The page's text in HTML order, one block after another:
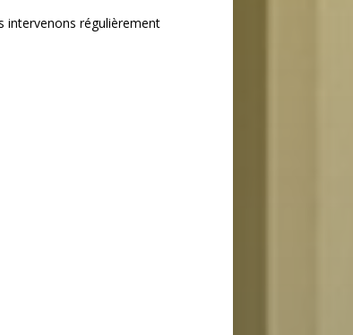
intervenons régulièrement